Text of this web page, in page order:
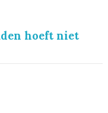
hoeft niet